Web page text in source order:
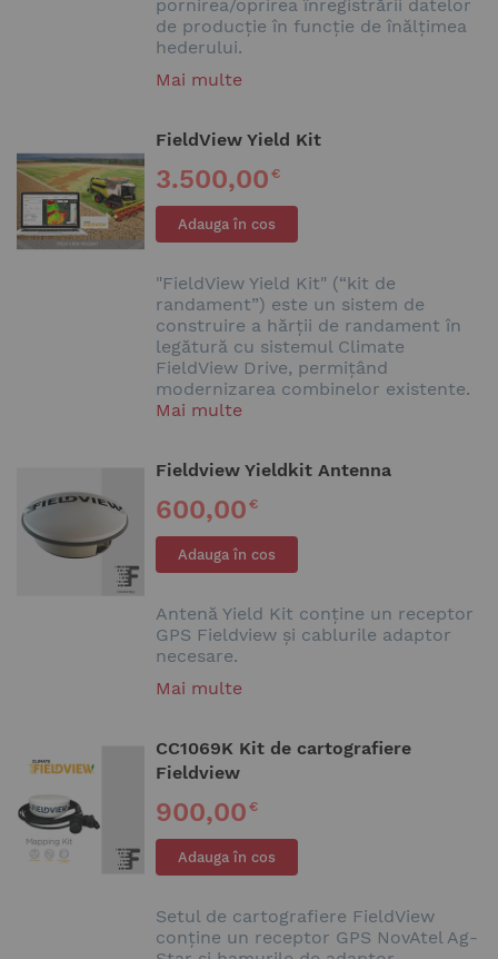
pornirea/oprirea înregistrării datelor
de producție în funcție de înălțimea
hederului.
Mai multe
FieldView Yield Kit
3.500,00€
Adauga în cos
"FieldView Yield Kit" (“kit de
randament”) este un sistem de
construire a hărții de randament în
legătură cu sistemul Climate
FieldView Drive, permițând
modernizarea combinelor existente.
Mai multe
Fieldview Yieldkit Antenna
600,00€
Adauga în cos
Antenă Yield Kit conține un receptor
GPS Fieldview și cablurile adaptor
necesare.
Mai multe
CC1069K Kit de cartografiere
Fieldview
900,00€
Adauga în cos
Setul de cartografiere FieldView
conține un receptor GPS NovAtel Ag-